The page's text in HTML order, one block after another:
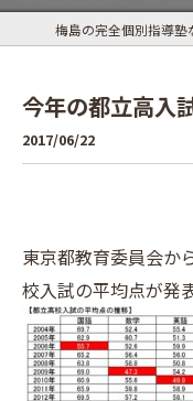
今年の都立高入
2017/06/22
東京都教育委員会か
校入試の平均点が発